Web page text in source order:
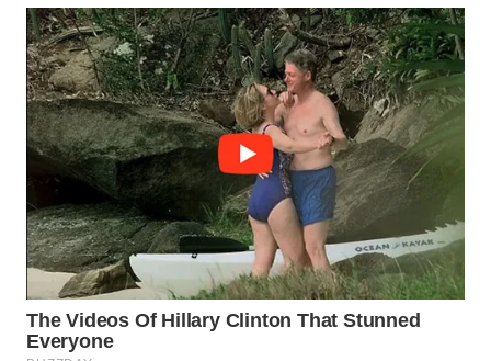
TV
WAHANANEWS
ID
WAHANANEWS
CO ID
WAHANANEWS
NET
WAHANA
SPORT